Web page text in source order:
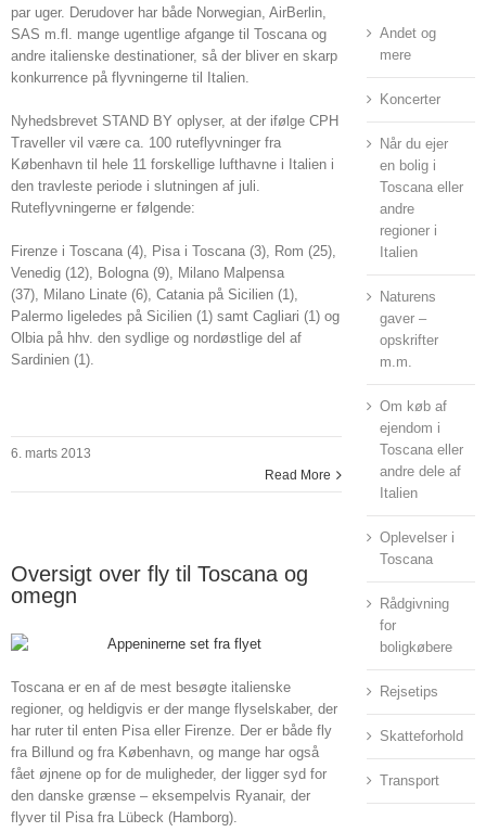
par uger. Derudover har både Norwegian, AirBerlin,
SAS m.fl. mange ugentlige afgange til Toscana og
andre italienske destinationer, så der bliver en skarp
konkurrence på flyvningerne til Italien.
Nyhedsbrevet STAND BY oplyser, at der ifølge CPH
Traveller vil være ca. 100 ruteflyvninger fra
København til hele 11 forskellige lufthavne i Italien i
den travleste periode i slutningen af juli.
Ruteflyvningerne er følgende:
Firenze i Toscana (4), Pisa i Toscana (3), Rom (25),
Venedig (12), Bologna (9), Milano Malpensa
(37), Milano Linate (6), Catania på Sicilien (1),
Palermo ligeledes på Sicilien (1) samt Cagliari (1) og
Olbia på hhv. den sydlige og nordøstlige del af
Sardinien (1).
6. marts 2013
Read More
Oversigt over fly til Toscana og
omegn
Toscana er en af de mest besøgte italienske
regioner, og heldigvis er der mange flyselskaber, der
har ruter til enten Pisa eller Firenze. Der er både fly
fra Billund og fra København, og mange har også
fået øjnene op for de muligheder, der ligger syd for
den danske grænse – eksempelvis Ryanair, der
flyver til Pisa fra Lübeck (Hamborg).
Andet og
mere
Koncerter
Når du ejer
en bolig i
Toscana eller
andre
regioner i
Italien
Naturens
gaver –
opskrifter
m.m.
Om køb af
ejendom i
Toscana eller
andre dele af
Italien
Oplevelser i
Toscana
Rådgivning
for
boligkøbere
Rejsetips
Skatteforhold
Transport